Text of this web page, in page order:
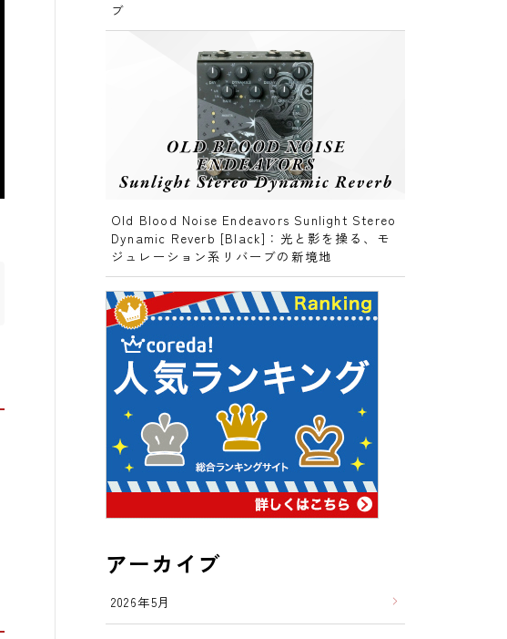
ブ
Old Blood Noise Endeavors Sunlight Stereo
Dynamic Reverb [Black]：光と影を操る、モ
ジュレーション系リバーブの新境地
アーカイブ
2026年5月